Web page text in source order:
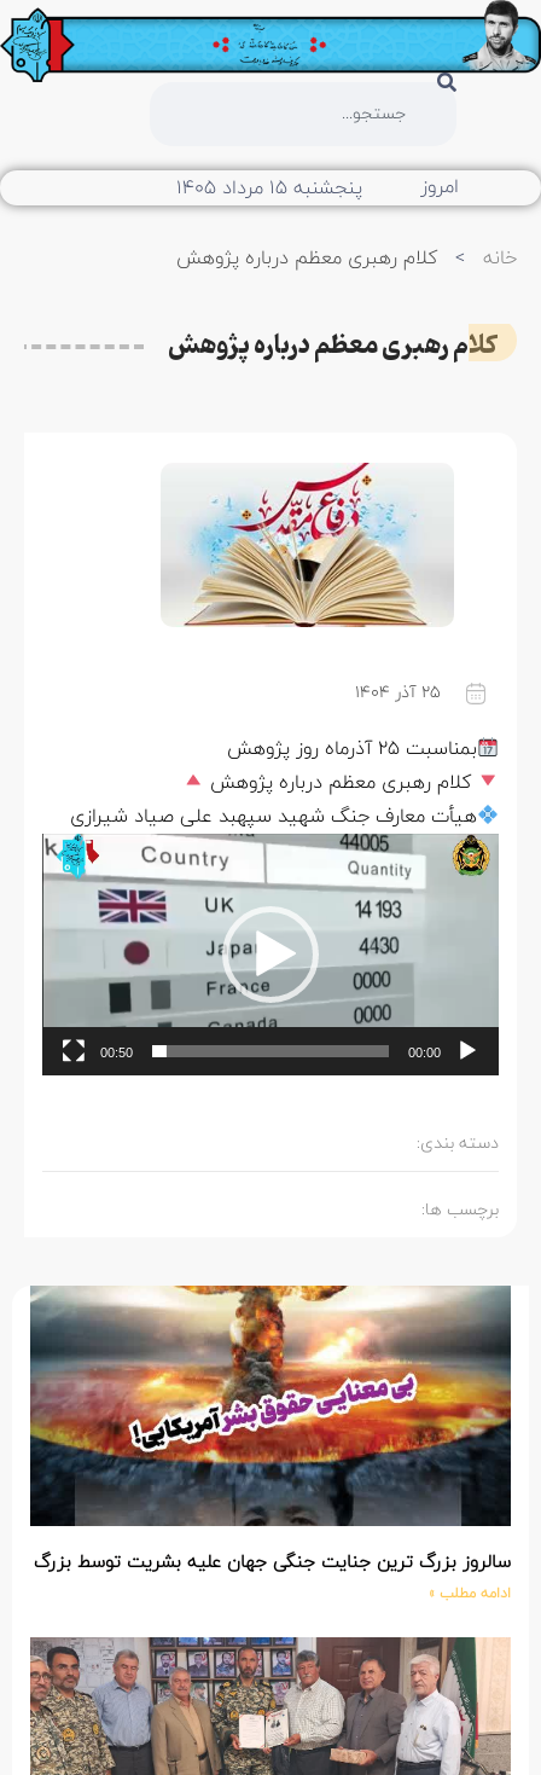
امروز پنجشنبه ۱۵ مرداد ۱۴۰۵
خانه > کلام رهبری معظم درباره پژوهش
کلام رهبری معظم درباره پژوهش
۲۵ آذر ۱۴۰۴
بمناسبت ۲۵ آذرماه روز پژوهش
کلام رهبری معظم درباره پژوهش
هیأت معارف جنگ شهید سپهبد علی صیاد شیرازی
نمایشگر
ویدیو
00:00
00:50
دسته بندی:
برچسب ها:
سالروز بزرگ ترین جنایت جنگی جهان علیه بشریت توسط بزرگ
ادامه مطلب »